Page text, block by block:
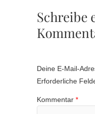
Schreibe
Deine E-Mail-
Erforderliche
Kommentar *